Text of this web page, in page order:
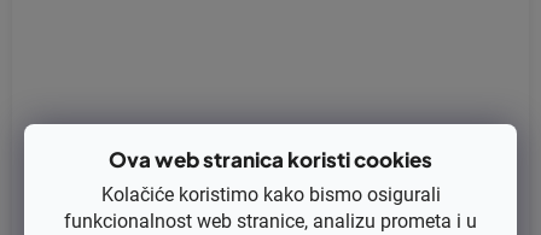
Ova web stranica koristi cookies
Kolačiće koristimo kako bismo osigurali
funkcionalnost web stranice, analizu prometa i u